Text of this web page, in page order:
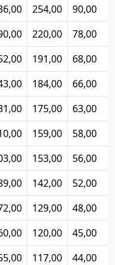
254,00
90,00
220,00
78,00
191,00
68,00
184,00
66,00
175,00
63,00
159,00
58,00
153,00
56,00
142,00
52,00
129,00
48,00
120,00
45,00
117,00
44,00